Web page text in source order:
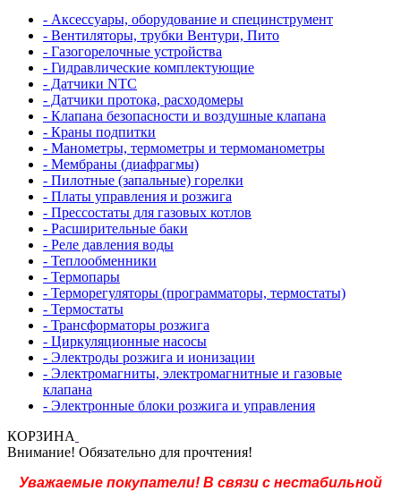
- Аксессуары, оборудование и специнструмент
- Вентиляторы, трубки Вентури, Пито
- Газогорелочные устройства
- Гидравлические комплектующие
- Датчики NTC
- Датчики протока, расходомеры
- Клапана безопасности и воздушные клапана
- Краны подпитки
- Манометры, термометры и термоманометры
- Мембраны (диафрагмы)
- Пилотные (запальные) горелки
- Платы управления и розжига
- Прессостаты для газовых котлов
- Расширительные баки
- Реле давления воды
- Теплообменники
- Термопары
- Терморегуляторы (программаторы, термостаты)
- Термостаты
- Трансформаторы розжига
- Циркуляционные насосы
- Электроды розжига и ионизации
- Электромагниты, электромагнитные и газовые
клапана
- Электронные блоки розжига и управления
КОРЗИНА
Внимание! Обязательно для прочтения!
Уважаемые покупатели! В связи с нестабильной